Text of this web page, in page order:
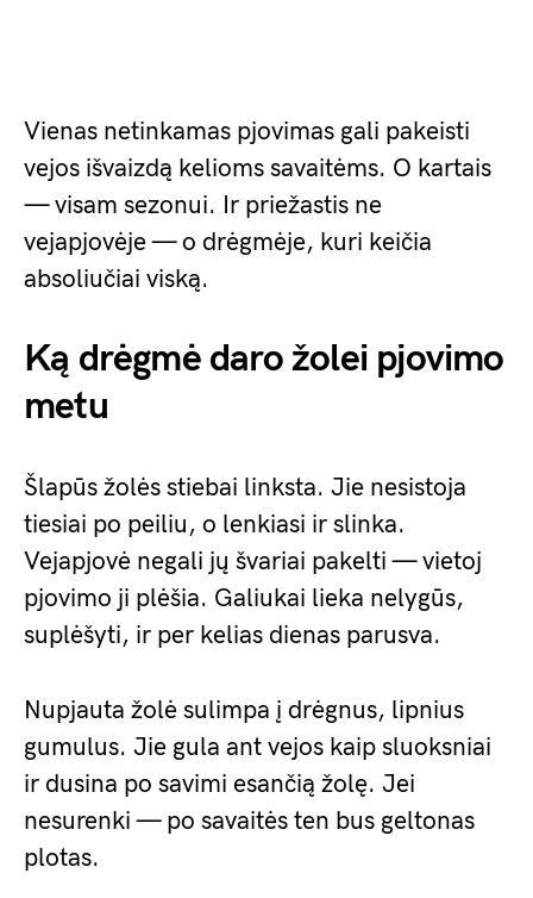
Vienas netinkamas pjovimas gali pakeisti
vejos išvaizdą kelioms savaitėms. O kartais
— visam sezonui. Ir priežastis ne
vejapjovėje — o drėgmėje, kuri keičia
absoliučiai viską.
Ką drėgmė daro žolei pjovimo
metu
Šlapūs žolės stiebai linksta. Jie nesistoja
tiesiai po peiliu, o lenkiasi ir slinka.
Vejapjovė negali jų švariai pakelti — vietoj
pjovimo ji plėšia. Galiukai lieka nelygūs,
suplėšyti, ir per kelias dienas parusva.
Nupjauta žolė sulimpa į drėgnus, lipnius
gumulus. Jie gula ant vejos kaip sluoksniai
ir dusina po savimi esančią žolę. Jei
nesurenki — po savaitės ten bus geltonas
plotas.